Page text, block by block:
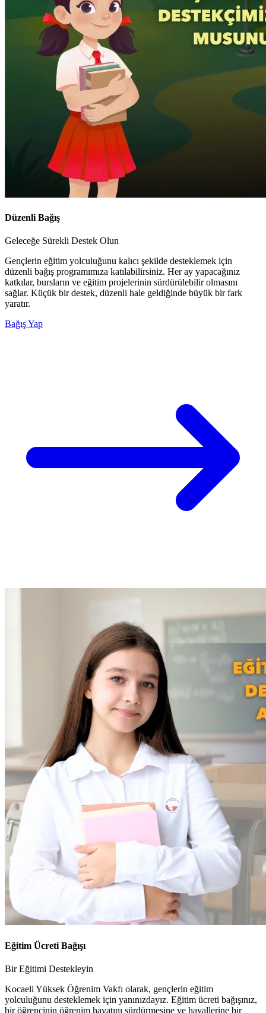
Düzenli Bağış
Geleceğe Sürekli Destek Olun
Gençlerin eğitim yolculuğunu kalıcı şekilde desteklemek için
düzenli bağış programımıza katılabilirsiniz. Her ay yapacağınız
katkılar, bursların ve eğitim projelerinin sürdürülebilir olmasını
sağlar. Küçük bir destek, düzenli hale geldiğinde büyük bir fark
yaratır.
Bağış Yap
Eğitim Ücreti Bağışı
Bir Eğitimi Destekleyin
Kocaeli Yüksek Öğrenim Vakfı olarak, gençlerin eğitim
yolculuğunu desteklemek için yanınızdayız. Eğitim ücreti bağışınız,
bir öğrencinin öğrenim hayatını sürdürmesine ve hayallerine bir